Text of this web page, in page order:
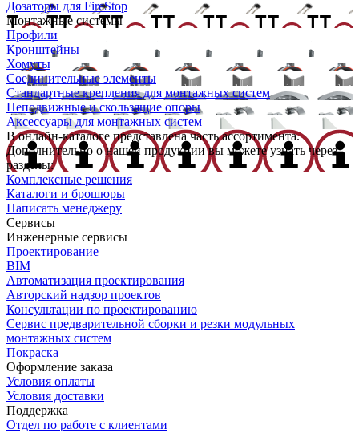
Дозаторы для FireStop
Монтажные системы
Профили
Кронштейны
Хомуты
Соединительные элементы
Стандартные крепления для монтажных систем
Неподвижные и скользящие опоры
Аксессуары для монтажных систем
В онлайн-каталоге представлена часть ассортимента.
Дополнительно о нашей продукции вы можете узнать через
разделы:
Комплексные решения
Каталоги и брошюры
Написать менеджеру
Сервисы
Инженерные сервисы
Проектирование
BIM
Автоматизация проектирования
Авторский надзор проектов
Консультации по проектированию
Сервис предварительной сборки и резки модульных
монтажных систем
Покраска
Оформление заказа
Условия оплаты
Условия доставки
Поддержка
Отдел по работе с клиентами